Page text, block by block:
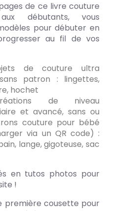
de ce livre couture
débutants, vous
pour débuter en
au fil de vos
de couture ultra
patron : lingettes,
hochet
de niveau
et avancé, sans ou
couture pour bébé
via un QR code) :
lange, gigoteuse, sac
en tutos photos pour
!
première cousette pour